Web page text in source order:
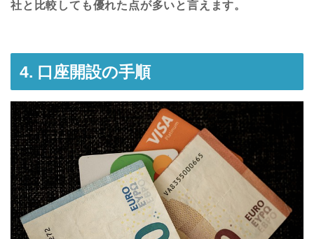
社と比較しても優れた点が多いと言えます。
4. 口座開設の手順